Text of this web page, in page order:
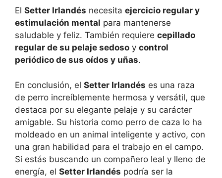
El Setter Irlandés necesita ejercicio regular y
estimulación mental para mantenerse
saludable y feliz. También requiere cepillado
regular de su pelaje sedoso y control
periódico de sus oídos y uñas.
En conclusión, el Setter Irlandés es una raza
de perro increíblemente hermosa y versátil, que
destaca por su elegante pelaje y su carácter
amigable. Su historia como perro de caza lo ha
moldeado en un animal inteligente y activo, con
una gran habilidad para el trabajo en el campo.
Si estás buscando un compañero leal y lleno de
energía, el Setter Irlandés podría ser la